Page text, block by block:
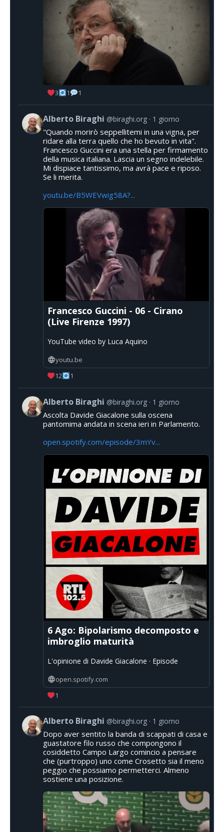
3 1 1
Alberto Biraghi @biraghi.org 1 giorno
"Quando morirò seppellitemi in una vigna, per
ridare alla terra quello che ho bevuto in vita".
Francesco Guccini era una stella per firmamento
della musica italiana. Lascia un segno indelebile.
Mi dispiace tantissimo, ma avrà pace e riposo.
Se li merita.
youtu.be/B5WEVwig58A?...
Francesco Guccini - 06 - Cirano
(Live Firenze 1997)
YouTube video by Luca Aquino
youtu.be
12
1
Alberto Biraghi @biraghi.org 1 giorno
Ascolta Davide Giacalone sulla oscena
pantomima andata in scena ieri in Parlamento.
open.spotify.com/episode/3mYv...
6 Ago: Bipolarismo decomposto e
imbroglio maturità
L'opinione di Davide Giacalone · Episode
open.spotify.com
1
Alberto Biraghi @biraghi.org 1 giorno
Dopo aver sentito la banda di scappati di casa e
guastatore filo russo che compongono il
cosiddetto Campo Largo comincio a pensare
che (purtroppo) uno come Crosetto sia il meno
peggio che possiamo permetterci. Almeno
sostiene una posizione.